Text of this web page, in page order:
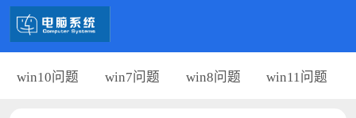
win10问题 win7问题 win8问题 win11问题